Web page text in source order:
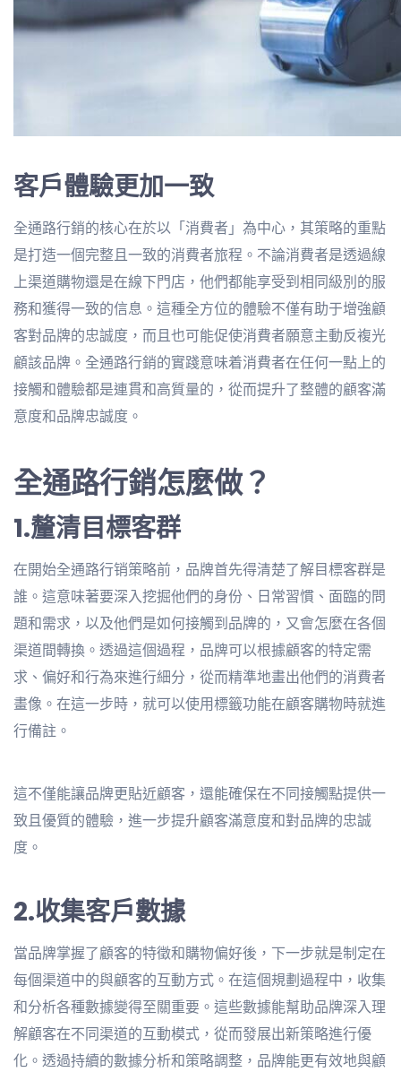
客戶體驗更加一致
全通路行銷的核心在於以「消費者」為中心，其策略的重點
是打造一個完整且一致的消費者旅程。不論消費者是透過線
上渠道購物還是在線下門店，他們都能享受到相同級別的服
務和獲得一致的信息。這種全方位的體驗不僅有助于增強顧
客對品牌的忠誠度，而且也可能促使消費者願意主動反複光
顧該品牌。全通路行銷的實踐意味着消費者在任何一點上的
接觸和體驗都是連貫和高質量的，從而提升了整體的顧客滿
意度和品牌忠誠度。
全通路行銷怎麼做？
1.釐清目標客群
在開始全通路行销策略前，品牌首先得清楚了解目標客群是
誰。這意味著要深入挖掘他們的身份、日常習慣、面臨的問
題和需求，以及他們是如何接觸到品牌的，又會怎麼在各個
渠道間轉換。透過這個過程，品牌可以根據顧客的特定需
求、偏好和行為來進行細分，從而精準地畫出他們的消費者
畫像。在這一步時，就可以使用標籤功能在顧客購物時就進
行備註。
這不僅能讓品牌更貼近顧客，還能確保在不同接觸點提供一
致且優質的體驗，進一步提升顧客滿意度和對品牌的忠誠
度。
2.收集客戶數據
當品牌掌握了顧客的特徵和購物偏好後，下一步就是制定在
每個渠道中的與顧客的互動方式。在這個規劃過程中，收集
和分析各種數據變得至關重要。這些數據能幫助品牌深入理
解顧客在不同渠道的互動模式，從而發展出新策略進行優
化。透過持續的數據分析和策略調整，品牌能更有效地與顧